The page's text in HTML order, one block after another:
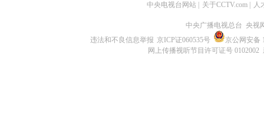
中央电视台网站 关于CCTV.com 人
中央广播电视总台 央视
违法和不良信息举报 京ICP证060535号
京公网安备
网上传播视听节目许可证号 0102002